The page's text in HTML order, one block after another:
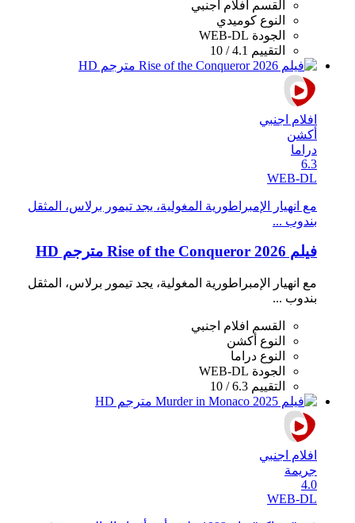
القسم
افلام اجنبي
النوع كوميدي
الجودة WEB-DL
التقييم 4.1 / 10
افلام اجنبي
أكشن
دراما
6.3
WEB-DL
مع انهيار الإمبراطورية المغولية، يجد تيمور برلاس، المثقل
بندوب ...
فيلم Rise of the Conqueror 2026 مترجم HD
مع انهيار الإمبراطورية المغولية، يجد تيمور برلاس، المثقل
بندوب ...
القسم
افلام اجنبي
النوع أكشن
النوع دراما
الجودة WEB-DL
التقييم 6.3 / 10
افلام اجنبي
جريمة
4.0
WEB-DL